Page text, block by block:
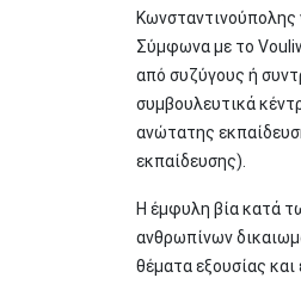
Κωνσταντινούπολης
Σύμφωνα με το
από συζύγους ή
συμβουλευτικά
ανώτατης
εκπαίδευσης).
Η έμφυλη βία κατά
ανθρωπίνων
θέματα εξουσίας